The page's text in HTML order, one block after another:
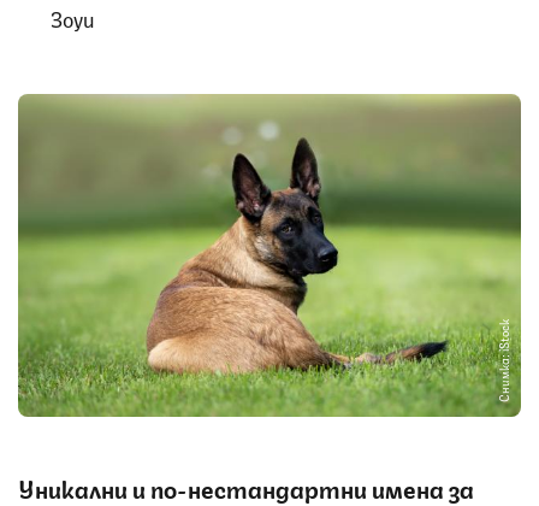
Зоуи
Снимка: iStock
Уникални и по-нестандартни имена за